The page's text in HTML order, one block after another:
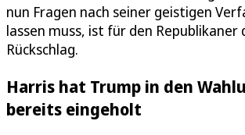
nun Fragen nach seiner geistigen
lassen muss, ist für den Republikaner
Rückschlag.
Harris hat Trump in den
bereits eingeholt